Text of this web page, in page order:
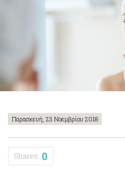
Παρασκευή, 23 Νοεμβρίου 2018
Shares: 0